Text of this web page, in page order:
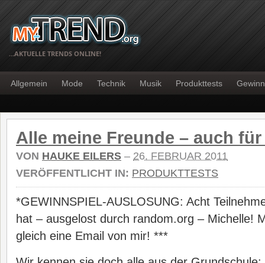
…AKTUELLE TRENDS ONLINE!
Allgemein Mode Technik Musik Produkttests
Alle meine Freunde – auch
VON HAUKE EILERS – 26. FEBRUAR 2011
VERÖFFENTLICHT IN: PRODUKTTESTS
*GEWINNSPIEL-AUSLOSUNG: Acht
hat – ausgelost durch random.org – Michelle!
gleich eine Email von mir! ***